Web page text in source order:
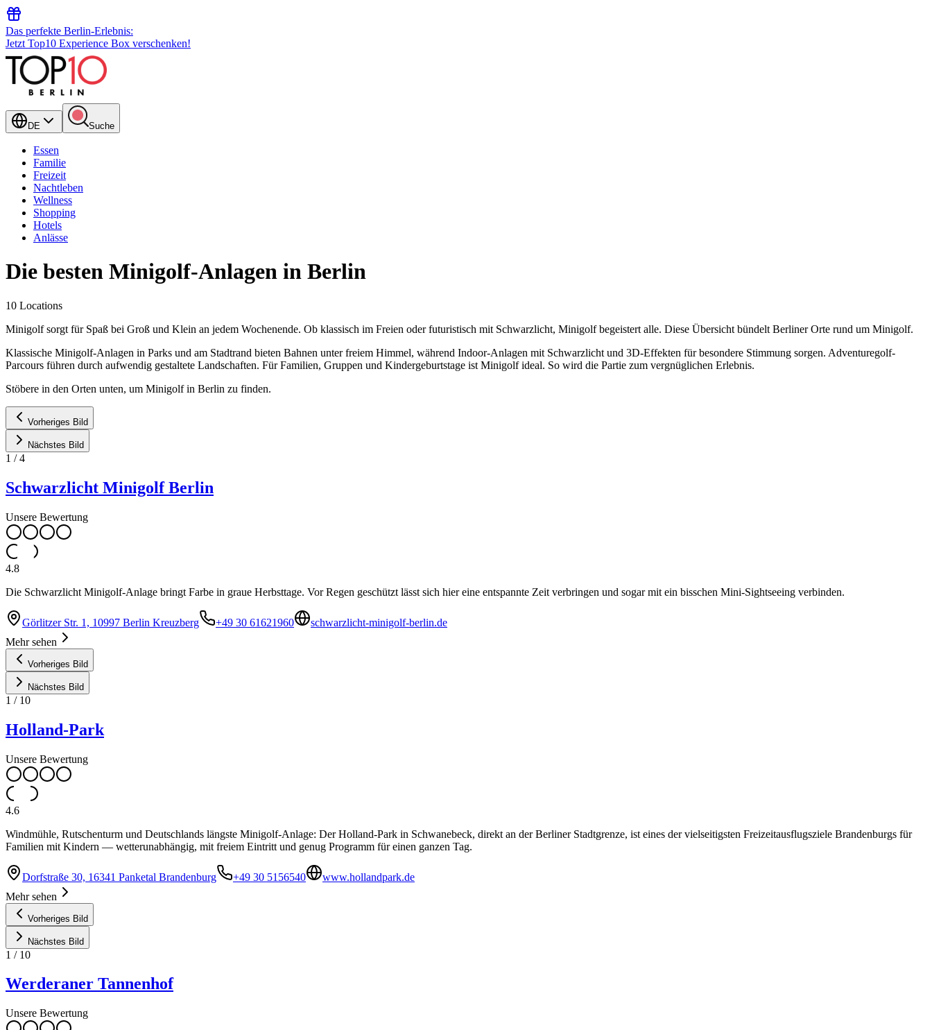
Das perfekte Berlin-Erlebnis:
Jetzt Top10 Experience Box verschenken!
DE Suche
Essen
Familie
Freizeit
Nachtleben
Wellness
Shopping
Hotels
Anlässe
Die besten Minigolf-Anlagen in Berlin
10 Locations
Minigolf sorgt für Spaß bei Groß und Klein an jedem Wochenende. Ob klassisch im Freien oder futuristisch mit Schwarzlicht, Minigolf begeistert alle. Diese Übersicht bündelt Berliner Orte rund um Minigolf.
Klassische Minigolf-Anlagen in Parks und am Stadtrand bieten Bahnen unter freiem Himmel, während Indoor-Anlagen mit Schwarzlicht und 3D-Effekten für besondere Stimmung sorgen. Adventuregolf-
Parcours führen durch aufwendig gestaltete Landschaften. Für Familien, Gruppen und Kindergeburtstage ist Minigolf ideal. So wird die Partie zum vergnüglichen Erlebnis.
Stöbere in den Orten unten, um Minigolf in Berlin zu finden.
Vorheriges Bild
Nächstes Bild
1 /4
Schwarzlicht Minigolf Berlin
Unsere Bewertung
4.8
Die Schwarzlicht Minigolf-Anlage bringt Farbe in graue Herbsttage. Vor Regen geschützt lässt sich hier eine entspannte Zeit verbringen und sogar mit ein bisschen Mini-Sightseeing verbinden.
Görlitzer Str. 1, 10997 Berlin Kreuzberg +49 30 61621960
schwarzlicht-minigolf-berlin.de
Mehr sehen
Vorheriges Bild
Nächstes Bild
1 / 10
Holland-Park
Unsere Bewertung
4.6
Windmühle, Rutschenturm und Deutschlands längste Minigolf-Anlage: Der Holland-Park in Schwanebeck, direkt an der Berliner Stadtgrenze, ist eines der vielseitigsten Freizeitausflugsziele Brandenburgs für
Familien mit Kindern — wetterunabhängig, mit freiem Eintritt und genug Programm für einen ganzen Tag.
Dorfstraße 30, 16341 Panketal Brandenburg +49 30 5156540
www.hollandpark.de
Mehr sehen
Vorheriges Bild
Nächstes Bild
1 / 10
Werderaner Tannenhof
Unsere Bewertung